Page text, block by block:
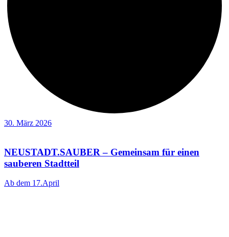
30. März 2026
NEUSTADT.SAUBER – Gemeinsam für einen
sauberen Stadtteil
Ab dem 17.April